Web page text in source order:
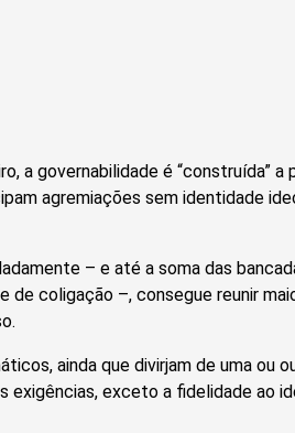
a governabilidade é “construída” a
agremiações sem identidade
– e até a soma das
coligação –, consegue reunir
ainda que divirjam de uma ou
exceto a fidelidade ao